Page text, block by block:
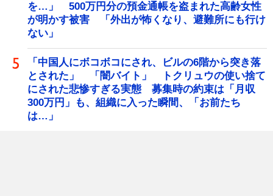
を…」 500万円分の預金通帳を盗まれた高齢女性
が明かす被害 「外出が怖くなり、避難所にも行け
ない」
「中国人にボコボコにされ、ビルの6階から突き落
とされた」 「闇バイト」 トクリュウの使い捨て
にされた悲惨すぎる実態 募集時の約束は「月収
300万円」も、組織に入った瞬間、「お前たち
は…」